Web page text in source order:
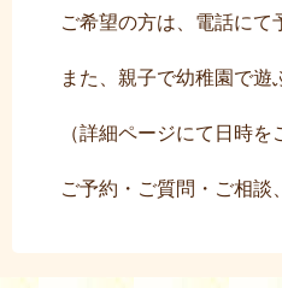
ご希望の方は、電話にて
また、親子で幼稚園で遊
（詳細ページにて日時を
ご予約・ご質問・ご相談
幼稚園の活動